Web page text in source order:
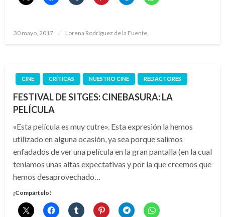
Publicado
30 mayo, 2017 Lorena Rodríguez de la Fuente
CINE CRÍTICAS NUESTRO CINE REDACTORES
FESTIVAL DE SITGES: CINEBASURA: LA
PELÍCULA
«Esta película es muy cutre». Esta expresión la hemos
utilizado en alguna ocasión, ya sea porque salimos
enfadados de ver una película en la gran pantalla (en la cual
teníamos unas altas expectativas y por la que creemos que
hemos desaprovechado…
¡Compártelo!